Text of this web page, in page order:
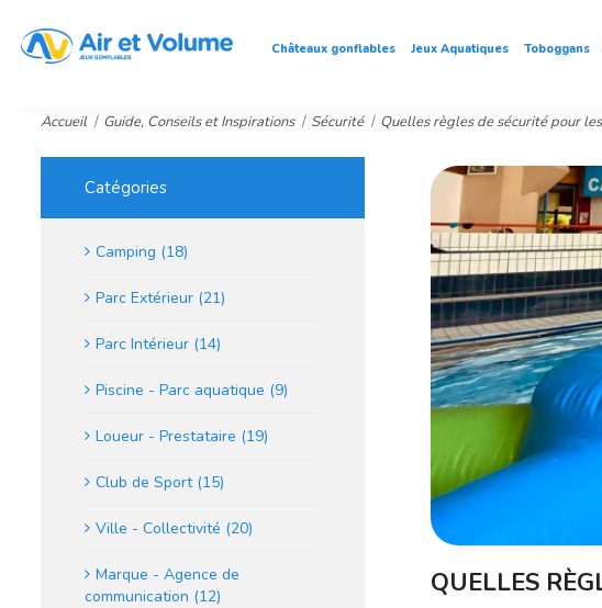
Châteaux gonflables Jeux Aquatiques Toboggans
Accueil Guide, Conseils et Inspirations Sécurité Quelles règles de sécurité pour
Catégories
Camping (18)
Parc Extérieur (21)
Parc Intérieur (14)
Piscine - Parc aquatique (9)
Loueur - Prestataire (19)
Club de Sport (15)
Ville - Collectivité (20)
Marque - Agence de
communication (12)
QUELLES